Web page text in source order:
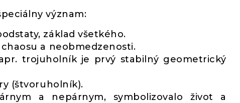
význam:
základ všetkého.
a neobmedzenosti.
trojuholník je prvý stabilný geometrický
(štvoruholník).
a nepárnym, symbolizovalo život a